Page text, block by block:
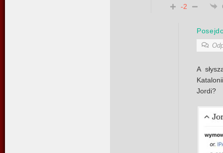
-2
A
Jordi?